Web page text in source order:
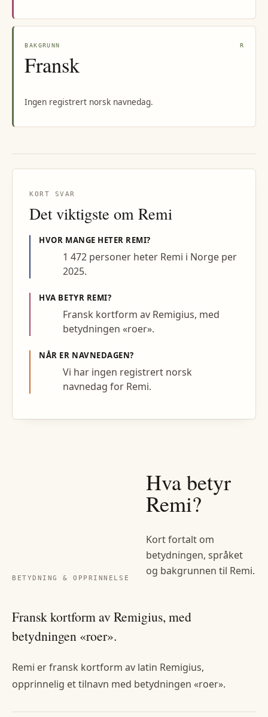
BAKGRUNN R
Fransk
Ingen registrert norsk navnedag.
KORT SVAR
Det viktigste om Remi
HVOR MANGE HETER REMI?
1 472 personer heter Remi i Norge per
2025.
HVA BETYR REMI?
Fransk kortform av Remigius, med
betydningen «roer».
NÅR ER NAVNEDAGEN?
Vi har ingen registrert norsk
navnedag for Remi.
BETYDNING & OPPRINNELSE
Hva betyr
Remi?
Kort fortalt om
betydningen, språket
og bakgrunnen til Remi.
Fransk kortform av Remigius, med
betydningen «roer».
Remi er fransk kortform av latin Remigius,
opprinnelig et tilnavn med betydningen «roer».